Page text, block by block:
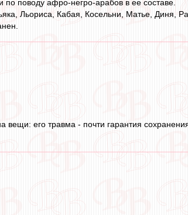
по поводу афро-негро-арабов в ее составе.
Льориса, Кабая, Косельни, Матье, Диня,
вещи: его травма - почти гарантия